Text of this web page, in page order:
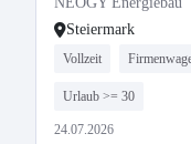
Steiermark
Vollzeit
Urlaub >= 30
24.07.2026